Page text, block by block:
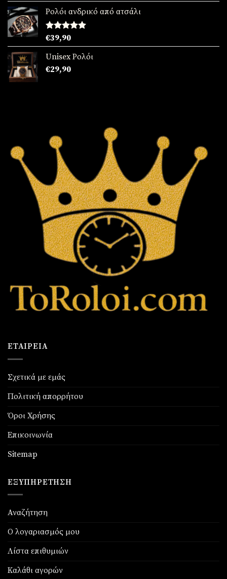
από 5
Ρολόι ανδρικό από ατσάλι
Βαθμολογήθηκε
με5.00
από 5
€39,90
Unisex Ρολόι
€29,90
ΕΤΑΙΡΕΊΑ
Σχετικά με εμάς
Πολιτική απορρήτου
Όροι Χρήσης
Επικοινωνία
Sitemap
ΕΞΥΠΗΡΈΤΗΣΗ
Αναζήτηση
Ο λογαριασμός μου
Λίστα επιθυμιών
Καλάθι αγορών